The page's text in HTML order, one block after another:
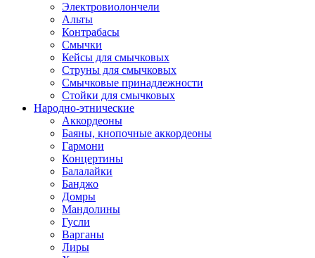
Электровиолончели
Альты
Контрабасы
Смычки
Кейсы для смычковых
Струны для смычковых
Смычковые принадлежности
Стойки для смычковых
Народно-этнические
Аккордеоны
Баяны, кнопочные аккордеоны
Гармони
Концертины
Балалайки
Банджо
Домры
Мандолины
Гусли
Варганы
Лиры